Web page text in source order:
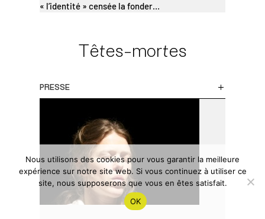
« l’identité » censée la fonder…
Têtes-mortes
PRESSE
Nous utilisons des cookies pour vous garantir la meilleure
expérience sur notre site web. Si vous continuez à utiliser ce
site, nous supposerons que vous en êtes satisfait.
OK